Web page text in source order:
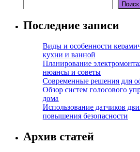
Поиск
Последние записи
Виды и особенности
кухни и ванной
Планирование
нюансы и советы
Современные решения для
Обзор систем голосового
дома
Использование датчиков
повышения безопасности
Архив статей